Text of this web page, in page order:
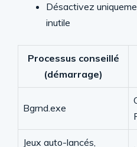
Désactivez
inutile
Processus conseillé
(démarrage)
Bgrnd.exe
Jeux auto-lancés,